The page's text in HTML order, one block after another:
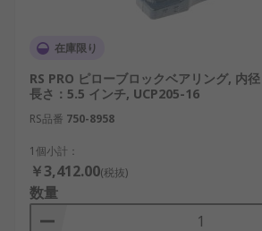
在庫限り
RS PRO ピローブロックベアリング, 内
長さ：5.5 インチ, UCP205-16
RS品番 750-8958
1個小計：
￥3,412.00(税抜)
数量